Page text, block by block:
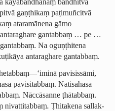
kāyabandhanaṃ bandhitvā
gaṇṭhikaṃ paṭimuñcitvā
ataramānena gāmo
gantabbaṃ … pe …
Na oguṇṭhitena
antaraghare gantabbaṃ.
pavisissāmi,
pavisitabbaṃ. Nātisahasā
Nāccāsanne ṭhātabbaṃ.
nivattitabbaṃ. Ṭhitakena sallak­